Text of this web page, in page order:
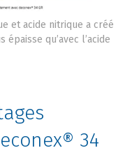
et acide nitrique a créé
qu’avec l’acide
34